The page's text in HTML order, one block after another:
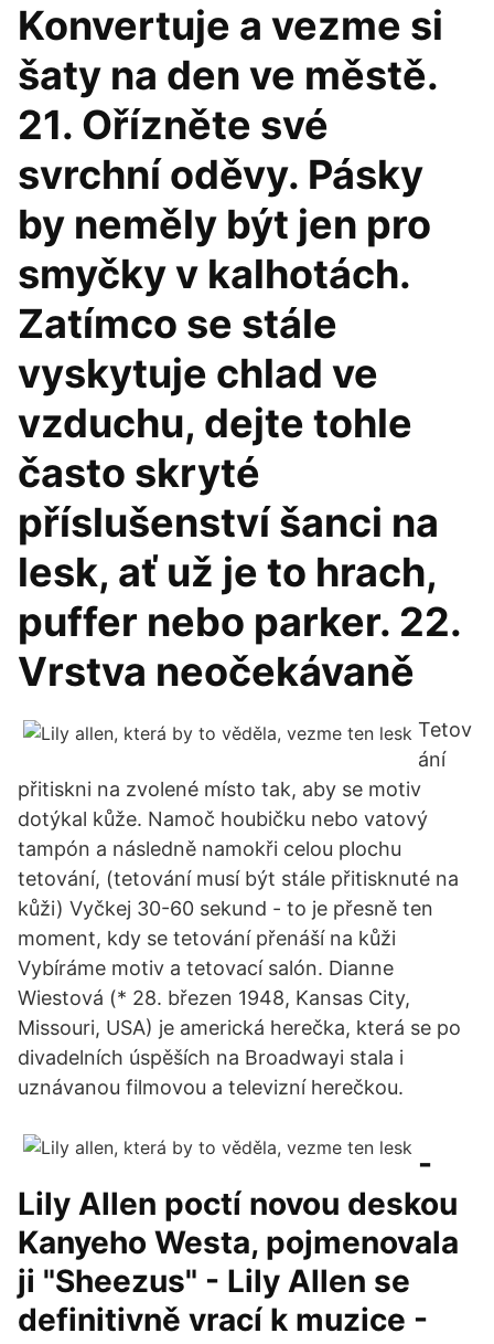
Konvertuje a vezme si
šaty na den ve městě.
21. Ořízněte své
svrchní oděvy. Pásky
by neměly být jen pro
smyčky v kalhotách.
Zatímco se stále
vyskytuje chlad ve
vzduchu, dejte tohle
často skryté
příslušenství šanci na
lesk, ať už je to hrach,
puffer nebo parker. 22.
Vrstva neočekávaně
Tetov
ání
přitiskni na zvolené místo tak, aby se motiv
dotýkal kůže. Namoč houbičku nebo vatový
tampón a následně namokři celou plochu
tetování, (tetování musí být stále přitisknuté na
kůži) Vyčkej 30-60 sekund - to je přesně ten
moment, kdy se tetování přenáší na kůži
Vybíráme motiv a tetovací salón. Dianne
Wiestová (* 28. březen 1948, Kansas City,
Missouri, USA) je americká herečka, která se po
divadelních úspěších na Broadwayi stala i
uznávanou filmovou a televizní herečkou.
-
Lily Allen poctí novou deskou
Kanyeho Westa, pojmenovala
ji "Sheezus" - Lily Allen se
definitivně vrací k muzice -